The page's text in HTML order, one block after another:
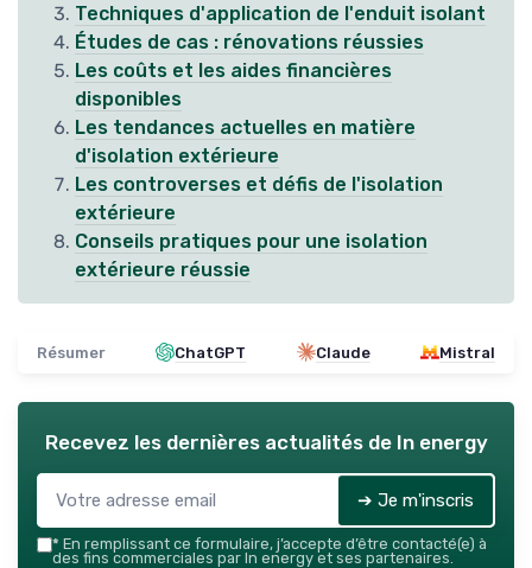
Techniques d'application de l'enduit isolant
Études de cas : rénovations réussies
Les coûts et les aides financières
disponibles
Les tendances actuelles en matière
d'isolation extérieure
Les controverses et défis de l'isolation
extérieure
Conseils pratiques pour une isolation
extérieure réussie
Résumer ChatGPT Claude Mistral
Recevez les dernières actualités de In energy
➔ Je m'inscris
* En remplissant ce formulaire, j’accepte d’être contacté(e) à
des fins commerciales par In energy et ses partenaires.